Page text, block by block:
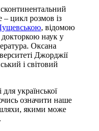
цикл розмов із
, відомою
наук у
Оксана
Джорджії
і світовий
української
означити наше
шляхи, якими може